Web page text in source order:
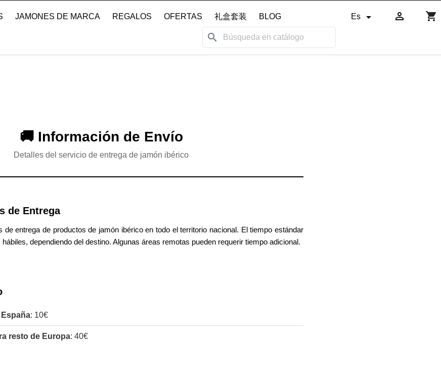
JAMONES DE MARCA REGALOS OFERTAS 礼盒套装 BLOG shopping_cart

Es

search
🚚 Información de Envío
Detalles del servicio de entrega de jamón ibérico
de Entrega
de entrega de productos de jamón ibérico en todo el territorio nacional. El tiempo estándar
dependiendo del destino. Algunas áreas remotas pueden requerir tiempo adicional.
: 10€
resto de Europa: 40€